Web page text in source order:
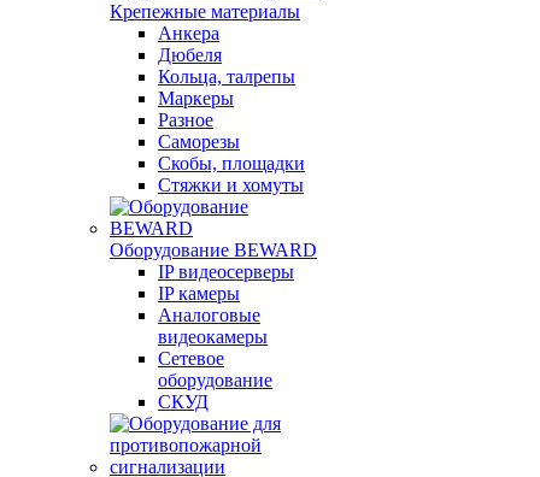
Крепежные материалы
Анкера
Дюбеля
Кольца, талрепы
Маркеры
Разное
Саморезы
Скобы, площадки
Стяжки и хомуты
Оборудование BEWARD
IP видеосерверы
IP камеры
Аналоговые
видеокамеры
Сетевое
оборудование
СКУД